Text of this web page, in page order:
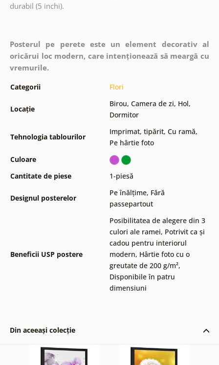
durabil (5 inchi).
Posterul pe perete este un element decorativ al
oricărui loc modern, care intenționează să meargă cu
vremurile.
Categorii Flori
Locație
Birou, Camera de zi, Hol,
Dormitor
Tehnologia tablourilor
Imprimat, tipărit, Cu ramă,
Pe hârtie foto
Culoare
Cantitate de piese
1-piesă
Designul posterelor
Pe înălțime, Fără
passepartout
Beneficii USP postere
Posibilitatea de alegere din 3
culori ale ramei, Potrivit ca și
cadou pentru interiorul
modern, Hârtie foto cu o
greutate de 200 g/m²,
Disponibile în patru
dimensiuni
Din aceeași colecție